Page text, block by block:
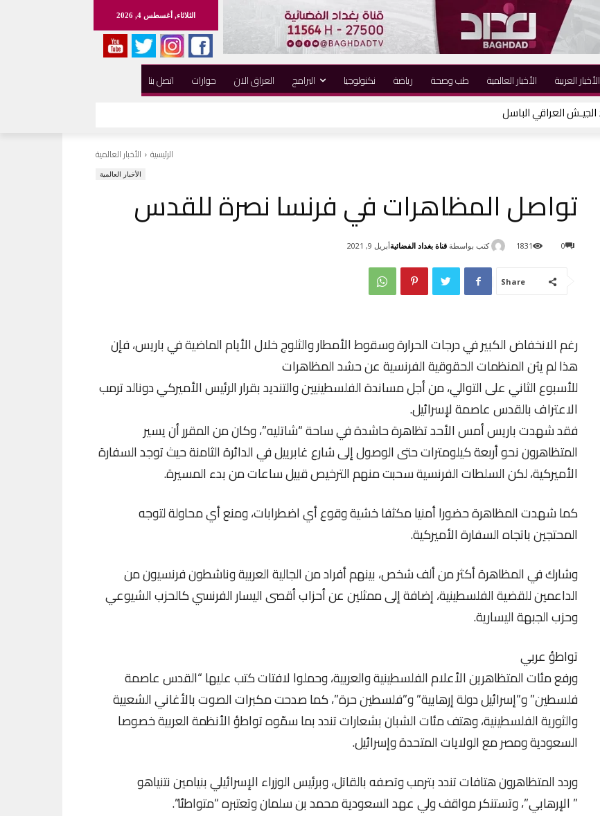
الثلاثاء, أغسطس 4, 2026
اتصل بنا حوارات العراق الان البرامج نكنولوجيا رياضة طب وصحة الأخبار العالمية الأخبار العربية
الرئيسية الأخبار العالمية
الأخبار العالمية
تواصل المظاهرات في فرنسا نصرة للقدس
كتب بواسطة قناة بغداد الفضائيةأبريل 9, 2021 0
1831
Share
رغم الانخفاض الكبير في درجات الحرارة وسقوط الأمطار والثلوج خلال الأيام الماضية في باريس، فإن
هذا لم يثن المنظمات الحقوقية الفرنسية عن حشد المظاهرات
للأسبوع الثاني على التوالي، من أجل مساندة الفلسطينيين والتنديد بقرار الرئيس الأميركي دونالد ترمب
الاعتراف بالقدس عاصمة لإسرائيل.
فقد شهدت باريس أمس الأحد تظاهرة حاشدة في ساحة “شاتليه”، وكان من المقرر أن يسير
المتظاهرون نحو أربعة كيلومترات حتى الوصول إلى شارع غابرييل في الدائرة الثامنة حيث توجد السفارة
الأميركية، لكن السلطات الفرنسية سحبت منهم الترخيص قبيل ساعات من بدء المسيرة.
كما شهدت المظاهرة حضورا أمنيا مكثفا خشية وقوع أي اضطرابات، ومنع أي محاولة لتوجه
المحتجين باتجاه السفارة الأميركية.
وشارك في المظاهرة أكثر من ألف شخص، بينهم أفراد من الجالية العربية وناشطون فرنسيون من
الداعمين للقضية الفلسطينية، إضافة إلى ممثلين عن أحزاب أقصى اليسار الفرنسي كالحزب الشيوعي
وحزب الجبهة اليسارية.
تواطؤ عربي
ورفع مئات المتظاهرين الأعلام الفلسطينية والعربية، وحملوا لافتات كتب عليها “القدس عاصمة
فلسطين” و”إسرائيل دولة إرهابية” و”فلسطين حرة”، كما صدحت مكبرات الصوت بالأغاني الشعبية
والثورية الفلسطينية، وهتف مئات الشبان بشعارات تندد بما سمّوه تواطؤ الأنظمة العربية خصوصا
السعودية ومصر مع الولايات المتحدة وإسرائيل.
وردد المتظاهرون هتافات تندد بترمب وتصفه بالقاتل، وبرئيس الوزراء الإسرائيلي بنيامين نتنياهو
” الإرهابي”، وتستنكر مواقف ولي عهد السعودية محمد بن سلمان وتعتبره “متواطئا”.